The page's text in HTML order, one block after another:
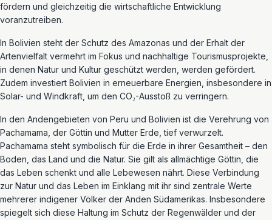
fördern und gleichzeitig die wirtschaftliche Entwicklung
voranzutreiben.
In Bolivien steht der Schutz des Amazonas und der Erhalt der
Artenvielfalt vermehrt im Fokus und nachhaltige Tourismusprojekte,
in denen Natur und Kultur geschützt werden, werden gefördert.
Zudem investiert Bolivien in erneuerbare Energien, insbesondere in
Solar- und Windkraft, um den CO₂-Ausstoß zu verringern.
In den Andengebieten von Peru und Bolivien ist die Verehrung von
Pachamama, der Göttin und Mutter Erde, tief verwurzelt.
Pachamama steht symbolisch für die Erde in ihrer Gesamtheit – den
Boden, das Land und die Natur. Sie gilt als allmächtige Göttin, die
das Leben schenkt und alle Lebewesen nährt. Diese Verbindung
zur Natur und das Leben im Einklang mit ihr sind zentrale Werte
mehrerer indigener Völker der Anden Südamerikas. Insbesondere
spiegelt sich diese Haltung im Schutz der Regenwälder und der